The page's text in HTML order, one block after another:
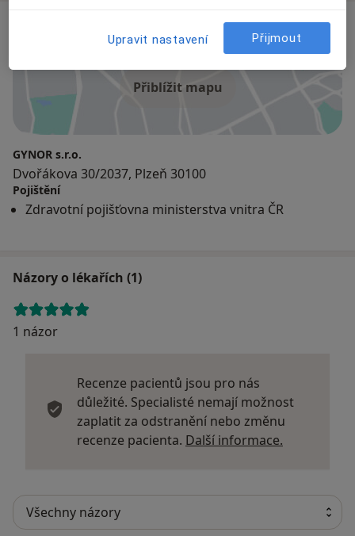
Přiblížit mapu
GYNOR s.r.o.
Dvořákova 30/2037, Plzeň 30100
Pojištění
Zdravotní pojišťovna ministerstva vnitra ČR
Názory o lékařích (1)
1 názor
Recenze pacientů jsou pro nás
důležité. Specialisté nemají možnost
zaplatit za odstranění nebo změnu
recenze pacienta. Další informace.
Upravit nastavení Přijmout